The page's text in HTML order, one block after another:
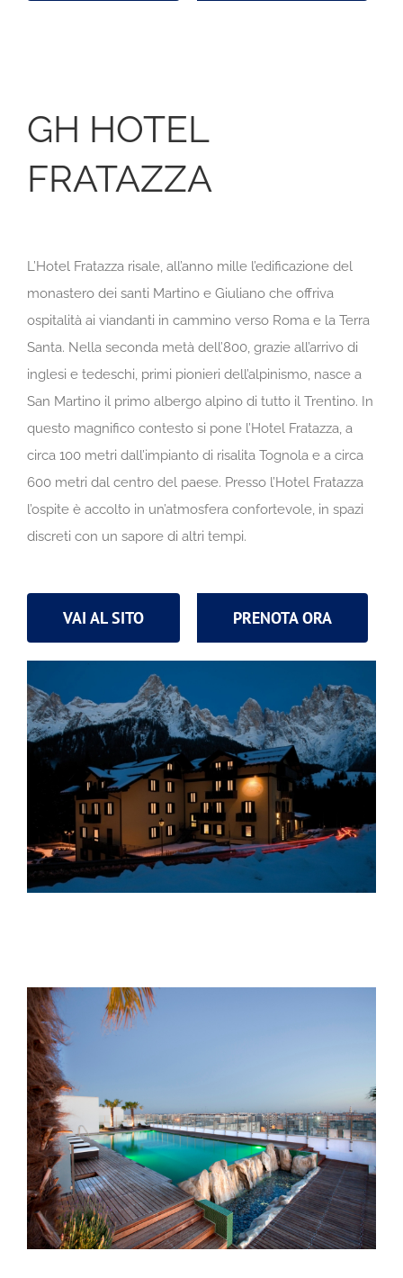
GH HOTEL
FRATAZZA
L’Hotel Fratazza risale, all’anno mille l’edificazione del
monastero dei santi Martino e Giuliano che offriva
ospitalità ai viandanti in cammino verso Roma e la Terra
Santa. Nella seconda metà dell’800, grazie all’arrivo di
inglesi e tedeschi, primi pionieri dell’alpinismo, nasce a
San Martino il primo albergo alpino di tutto il Trentino. In
questo magnifico contesto si pone l’Hotel Fratazza, a
circa 100 metri dall’impianto di risalita Tognola e a circa
600 metri dal centro del paese. Presso l’Hotel Fratazza
l’ospite è accolto in un’atmosfera confortevole, in spazi
discreti con un sapore di altri tempi.
VAI AL SITO PRENOTA ORA